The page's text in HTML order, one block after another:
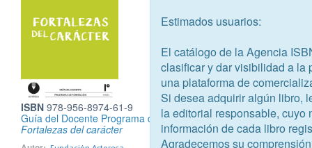
ISBN 978-956-8974-61-9
Guía del Docente Programa de Formación I° medio
Fortalezas del carácter
Estimados usuarios:
El catálogo de la Agencia
clasificar y dar visibilidad a la
una plataforma de
Si desea adquirir algún libro,
la editorial responsable, cuyo
información de cada libro
Agradecemos su